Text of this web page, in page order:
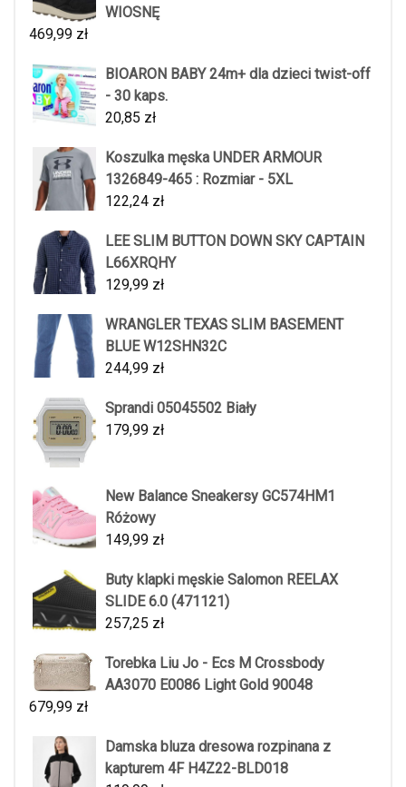
WIOSNĘ
469,99 zł
BIOARON BABY 24m+ dla dzieci twist-off
- 30 kaps.
20,85 zł
Koszulka męska UNDER ARMOUR
1326849-465 : Rozmiar - 5XL
122,24 zł
LEE SLIM BUTTON DOWN SKY CAPTAIN
L66XRQHY
129,99 zł
WRANGLER TEXAS SLIM BASEMENT
BLUE W12SHN32C
244,99 zł
Sprandi 05045502 Biały
179,99 zł
New Balance Sneakersy GC574HM1
Różowy
149,99 zł
Buty klapki męskie Salomon REELAX
SLIDE 6.0 (471121)
257,25 zł
Torebka Liu Jo - Ecs M Crossbody
AA3070 E0086 Light Gold 90048
679,99 zł
Damska bluza dresowa rozpinana z
kapturem 4F H4Z22-BLD018